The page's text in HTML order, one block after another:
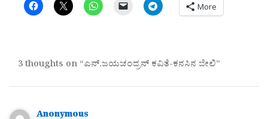
More
3 thoughts on “ಎನ್.ಜಯಚಂದ್ರನ್ ಕವಿತೆ-ಕನಸಿನ ಬೇಲಿ”
Anonymous